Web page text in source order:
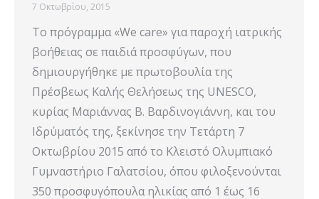
7 Οκτωβρίου, 2015
Το πρόγραμμα «We care» για παροχή ιατρικής
βοήθειας σε παιδιά προσφύγων, που
δημιουργήθηκε με πρωτοβουλία της
Πρέσβεως Καλής Θελήσεως της UNESCO,
κυρίας Μαριάννας Β. Βαρδινογιάννη, και του
Ιδρύματός της, ξεκίνησε την Τετάρτη 7
Οκτωβρίου 2015 από το Κλειστό Ολυμπιακό
Γυμναστήριο Γαλατσίου, όπου φιλοξενούνται
350 προσφυγόπουλα ηλικίας από 1 έως 16